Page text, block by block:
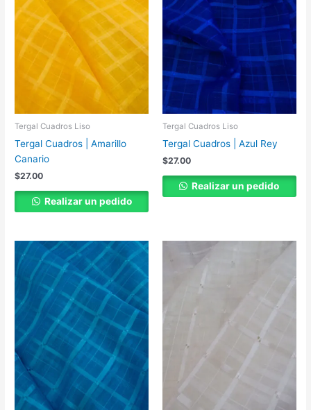
Tergal Cuadros Liso
Tergal Cuadros | Amarillo
Canario
$27.00
Realizar un pedido
Tergal Cuadros Liso
Tergal Cuadros | Azul Rey
$27.00
Realizar un pedido